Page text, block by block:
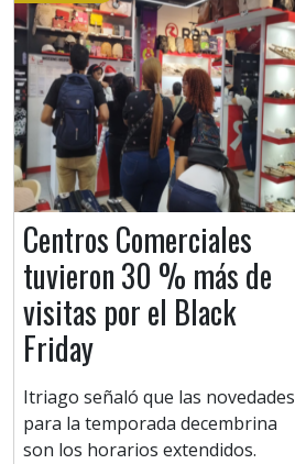
Centros Comerciales
tuvieron 30 % más de
visitas por el Black
Friday
Itriago señaló que las novedades
para la temporada decembrina
son los horarios extendidos.